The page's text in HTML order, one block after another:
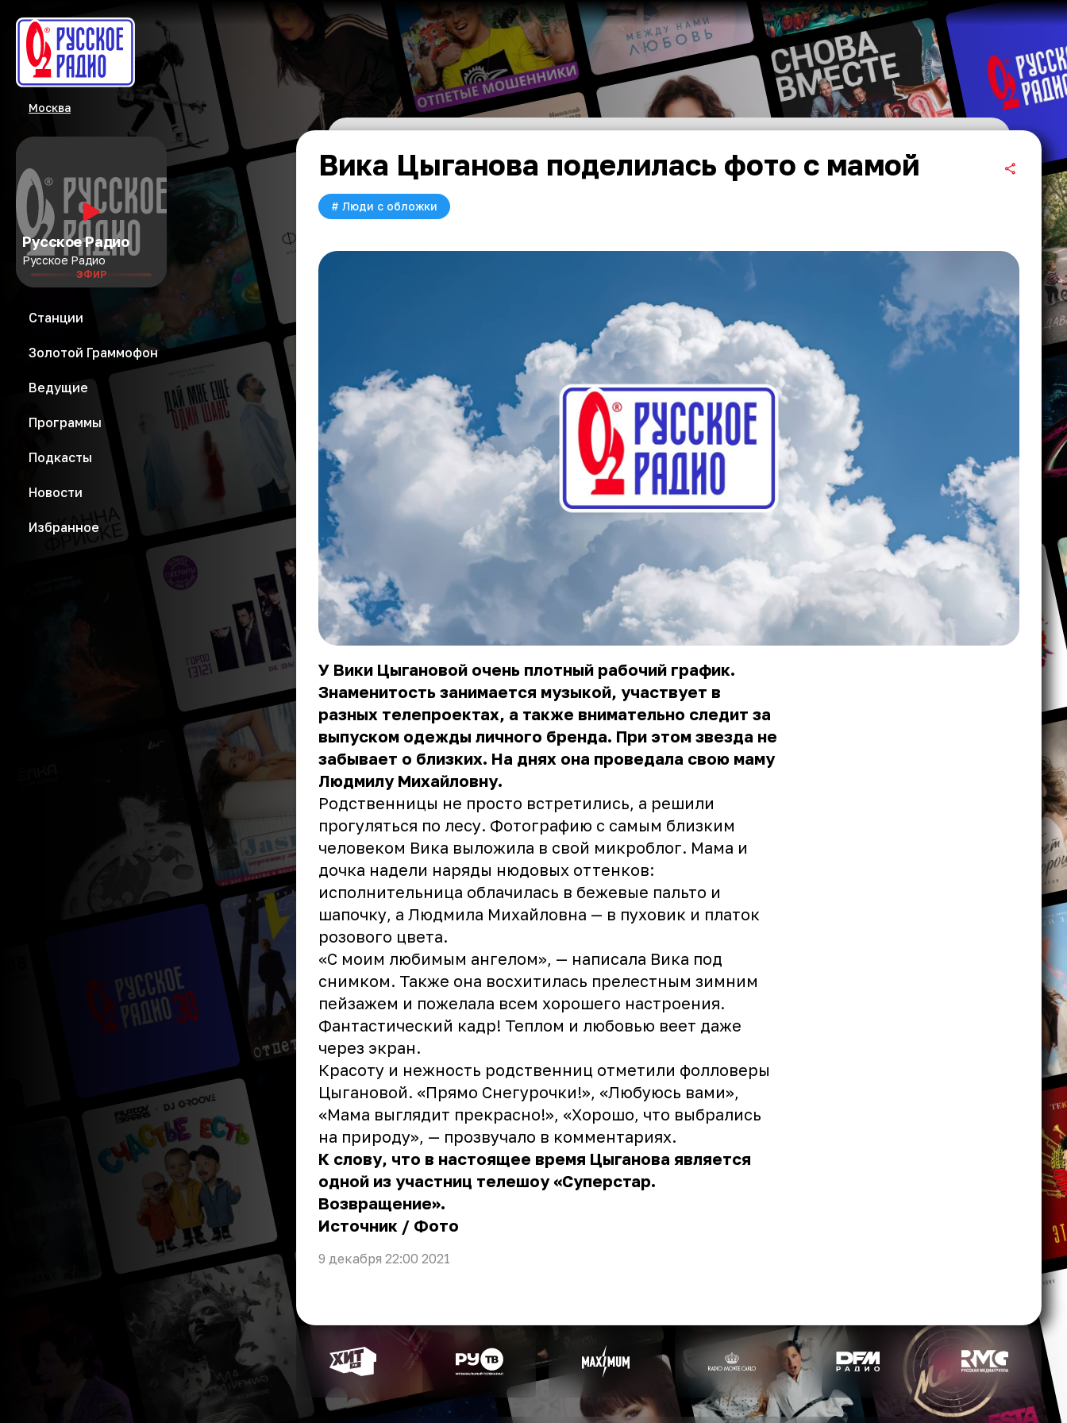
Москва
Русское Радио
Русское Радио
ЭФИР
Станции
Золотой Граммофон
Ведущие
Программы
Подкасты
Новости
Избранное
Вика Цыганова поделилась фото с мамой
# Люди с обложки
У Вики Цыгановой очень плотный рабочий график.
Знаменитость занимается музыкой, участвует в
разных телепроектах, а также внимательно следит за
выпуском одежды личного бренда. При этом звезда не
забывает о близких. На днях она проведала свою маму
Людмилу Михайловну.
Родственницы не просто встретились, а решили
прогуляться по лесу. Фотографию с самым близким
человеком Вика выложила в свой микроблог. Мама и
дочка надели наряды нюдовых оттенков:
исполнительница облачилась в бежевые пальто и
шапочку, а Людмила Михайловна — в пуховик и платок
розового цвета.
«С моим любимым ангелом», — написала Вика под
снимком. Также она восхитилась прелестным зимним
пейзажем и пожелала всем хорошего настроения.
Фантастический кадр! Теплом и любовью веет даже
через экран.
Красоту и нежность родственниц отметили фолловеры
Цыгановой. «Прямо Снегурочки!», «Любуюсь вами»,
«Мама выглядит прекрасно!», «Хорошо, что выбрались
на природу», — прозвучало в комментариях.
К слову, что в настоящее время Цыганова является
одной из участниц телешоу «Суперстар.
Возвращение».
Источник / Фото
9 декабря 22:00 2021